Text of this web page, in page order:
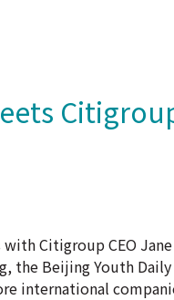
Citigroup CEO
the Beijing Youth
international